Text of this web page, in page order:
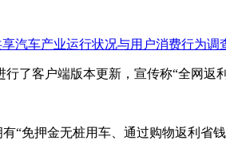
汽车产业运行状况与用户消费行为调
客户端版本更新，宣传称“全网返利
押金无桩用车、通过购物返利省钱